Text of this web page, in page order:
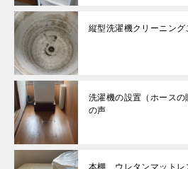
縦型洗濯機クリーニン
洗濯機の設置（ホース
の声
本棚、ウレタンマット